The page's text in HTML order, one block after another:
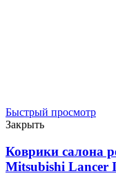
Быстрый просмотр
Закрыть
Коврики салона
Mitsubishi Lancer